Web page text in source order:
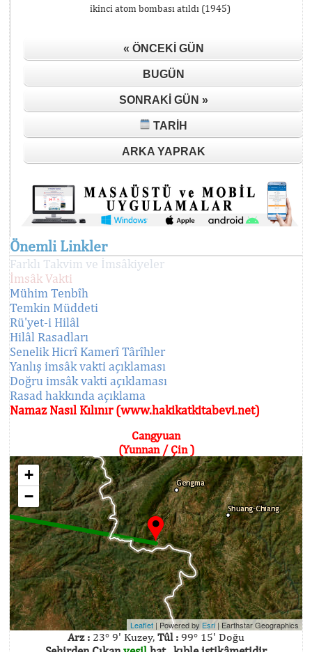
ikinci atom bombası atıldı (1945)
« ÖNCEKI GÜN
BUGÜN
SONRAKI GÜN »
TARIH
ARKA YAPRAK
Önemli Linkler
Farklı Takvim ve İmsâkiyeler
İmsâk Vakti
Mühim Tenbîh
Temkin Müddeti
Rü'yet-i Hilâl
Hilâl Rasadları
Senelik Hicrî Kamerî Târîhler
Yanlış imsâk vakti açıklaması
Doğru imsâk vakti açıklaması
Rasad hakkında açıklama
Namaz Nasıl Kılınır (www.hakikatkitabevi.net)
Cangyuan
(Yunnan / Çin )
+
−
Leaflet | Powered by Esri |Earthstar Geographics
Arz : 23° 9' Kuzey, Tûl : 99° 15' Doğu